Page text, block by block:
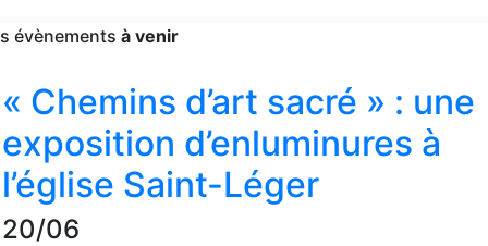
évènements à venir
« Chemins d’art sacré » : une
exposition d’enluminures à
l’église Saint-Léger
20/06